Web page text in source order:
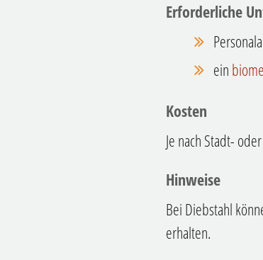
Erforderliche
ein
Kosten
Je nach Stadt-
Hinweise
Bei Diebstahl
erhalten.